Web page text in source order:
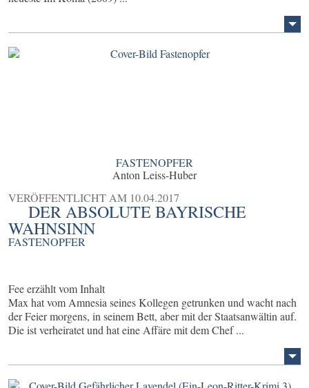
FASTENOPFER
Anton Leiss-Huber
VERÖFFENTLICHT AM 10.04.2017
DER ABSOLUTE BAYRISCHE
WAHNSINN
FASTENOPFER
Fee erzählt vom Inhalt
Max hat vom Amnesia seines Kollegen getrunken und wacht nach
der Feier morgens, in seinem Bett, aber mit der Staatsanwältin auf.
Die ist verheiratet und hat eine Affäre mit dem Chef ...